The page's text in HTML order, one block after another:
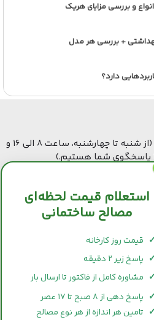
و بررسی مزایای هریک
+ بررسی هر مدل
دارد؟
(از شنبه تا چهارشنبه، ساعت ۸ الی ۱۶ و
قیمت مصالح ساختمانی
قیمت و خرید کاشی و سرامیک
قیمت و خرید آجر
قیمت و خرید گچ
استعلام قیمت لحظه‌ای
مصالح ساختمانی
قیمت روز کارخانه
پاسخ زیر ۲ دقیقه
مشاوره کامل از فاکتور تا ارسال بار
پاسخ دهی از ۸ صبح تا ۱۷ عصر
تامین هر اندازه از هر نوع مصالح